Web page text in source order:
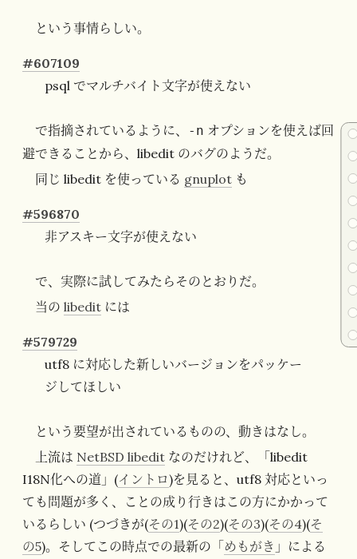
という事情らしい。
#607109
psql でマルチバイト文字が使えない
で指摘されているように、 -n オプションを使えば回
避できることから、libedit のバグのようだ。
同じ libedit を使っている gnuplot も
#596870
非アスキー文字が使えない
で、実際に試してみたらそのとおりだ。
当の libedit には
#579729
utf8 に対応した新しいバージョンをパッケー
ジしてほしい
という要望が出されているものの、動きはなし。
上流は NetBSD libedit なのだけれど、「libedit
I18N化への道」(イントロ)を見ると、utf8 対応といっ
ても問題が多く、ことの成り行きはこの方にかかって
いるらしい (つづきが(その1)(その2)(その3)(その4)(そ
の5)。そしてこの時点での最新の「 めもがき 」による